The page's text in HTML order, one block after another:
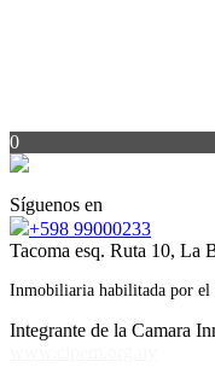
0
Síguenos en
+598 99000233
Tacoma esq. Ruta 10, La
Inmobiliaria habilitada por el
Integrante de la Camara